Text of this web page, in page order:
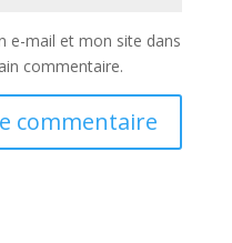
e-mail et mon site dans
commentaire.